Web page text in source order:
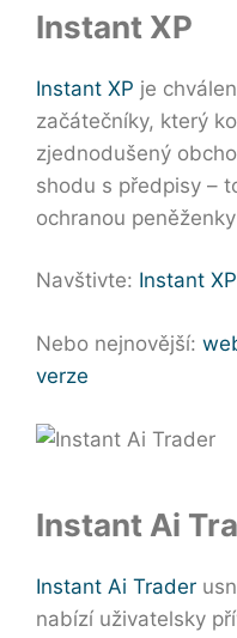
Instant XP
Instant XP je
začátečníky, který
zjednodušený
shodu s předpisy –
ochranou
Navštivte: Instant XP
Nebo nejnovější:
verze
Instant Ai
Instant Ai Trader
nabízí uživatelsky